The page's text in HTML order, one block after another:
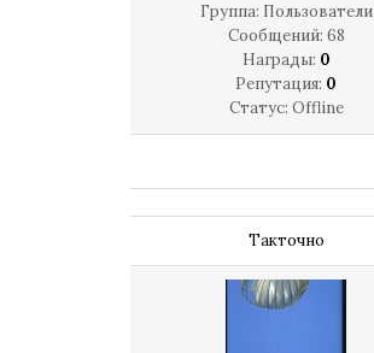
Группа: Пользователи
Сообщений: 68
Награды: 0
Репутация: 0
Статус: Offline
Такточно